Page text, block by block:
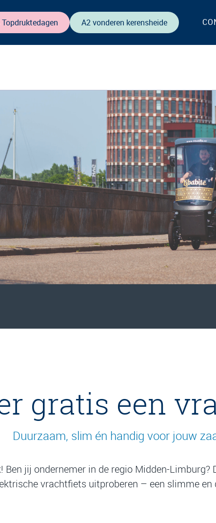
A2 vonderen kerensheide
gratis een
Duurzaam, slim én handig voor jouw
jij ondernemer in de regio Midden-Limburg?
vrachtfiets uitproberen – een slimme en